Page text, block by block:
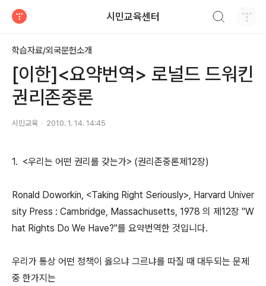
시민교육센터
학습자료/외국문헌소개
[이한]<요약번역> 로널드 드워킨
권리존중론
시민교육 2010. 1. 14. 14:45
1. <우리는 어떤 권리를 갖는가> (권리존중론제12장)
Ronald Doworkin, <Taking Right Seriously>, Harvard Univer
sity Press : Cambridge, Massachusetts, 1978 의 제12장 "W
hat Rights Do We Have?"를 요약번역한 것입니다.
우리가 통상 어떤 정책이 옳으냐 그르냐를 따질 때 대두되는 문제
중 한가지는